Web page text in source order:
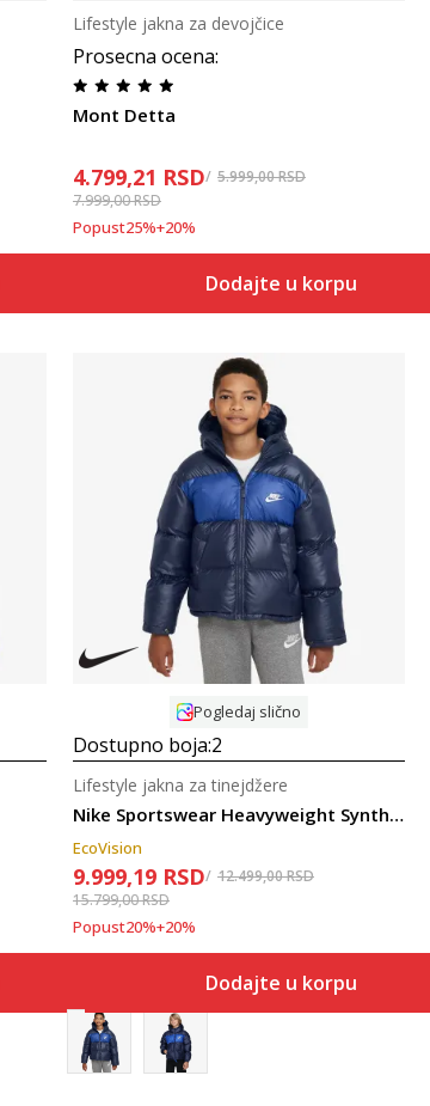
Prosecna ocena:
Mont Detta
Lifestyle jakna za devojčice
4.799,21 RSD 5.999,00RSD
7.999,00RSD
Popust25%+20%
Dodajte u korpu
Uporedi
Pogledaj slično
Dostupno boja:2
Nike Sportswear Heavyweight Synthetic fill
Lifestyle jakna za tinejdžere
EcoVision
9.999,19 RSD 12.499,00RSD
15.799,00RSD
Popust20%+20%
Dodajte u korpu